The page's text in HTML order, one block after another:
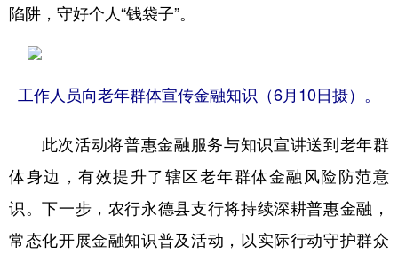
陷阱，守好个人“钱袋子”。
工作人员向老年群体宣传金融知识（6月10日摄）。
此次活动将普惠金融服务与知识宣讲送到老年群
体身边，有效提升了辖区老年群体金融风险防范意
识。下一步，农行永德县支行将持续深耕普惠金融，
常态化开展金融知识普及活动，以实际行动守护群众